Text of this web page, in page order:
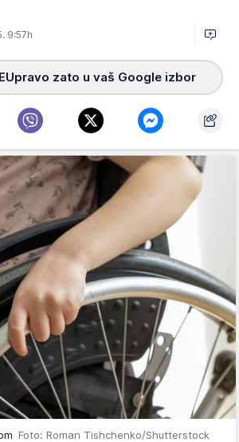
9:57h
zato u vaš Google izbor
Foto: Roman Tishchenko/Shutterstock